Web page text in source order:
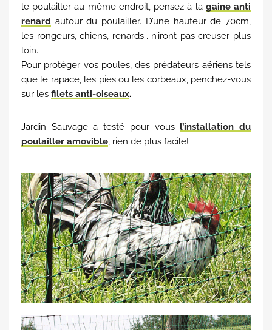
le poulailler au même endroit, pensez à la gaine anti
renard autour du poulailler. D’une hauteur de 70cm,
les rongeurs, chiens, renards… n’iront pas creuser plus
loin.
Pour protéger vos poules, des prédateurs aériens tels
que le rapace, les pies ou les corbeaux, penchez-vous
sur les filets anti-oiseaux.
Jardin Sauvage a testé pour vous l’installation du
poulailler amovible, rien de plus facile!